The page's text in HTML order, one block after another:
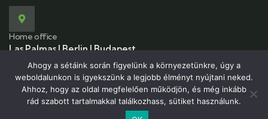
Home office
Las Palmas | Berlin | Budapest
Ahogy a sétáink során figyelünk a környezetünkre, úgy a
weboldalunkon is igyekszünk a legjobb élményt nyújtani neked.
Ahhoz, hogy az oldal megfelelően működjön, és még inkább
rád szabott tartalmakkal találkozhass, sütiket használunk.